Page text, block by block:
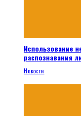
Использование
распознавания
Новости